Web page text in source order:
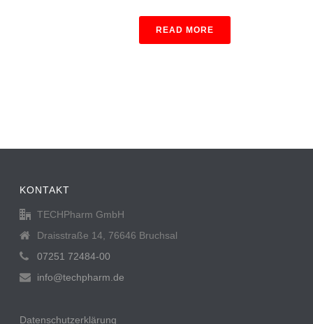
READ MORE
KONTAKT
TECHPharm GmbH
Draisstraße 14, 76646 Bruchsal
07251 72484-00
info@techpharm.de
Datenschutzerklärung